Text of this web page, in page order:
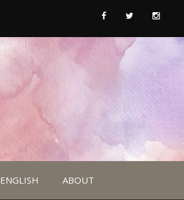
ENGLISH ABOUT